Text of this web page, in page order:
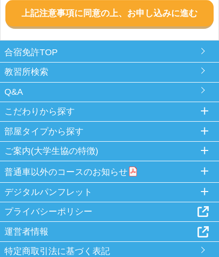
上記注意事項に同意の上、お申し込みに進む
合宿免許TOP
教習所検索
Q&A
こだわりから探す
部屋タイプから探す
ご案内(大学生協の特徴)
普通車以外のコースのお知らせ
デジタルパンフレット
プライバシーポリシー
運営者情報
特定商取引法に基づく表記